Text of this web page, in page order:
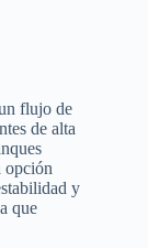
flujo de
de alta
opción
y
que